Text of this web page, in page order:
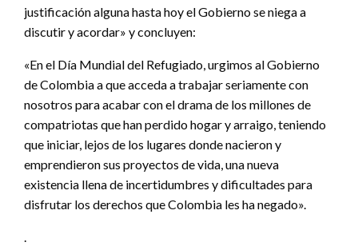
justificación alguna hasta hoy el Gobierno se niega a
discutir y acordar» y concluyen:
«En el Día Mundial del Refugiado, urgimos al Gobierno
de Colombia a que acceda a trabajar seriamente con
nosotros para acabar con el drama de los millones de
compatriotas que han perdido hogar y arraigo, teniendo
que iniciar, lejos de los lugares donde nacieron y
emprendieron sus proyectos de vida, una nueva
existencia llena de incertidumbres y dificultades para
disfrutar los derechos que Colombia les ha negado».
.